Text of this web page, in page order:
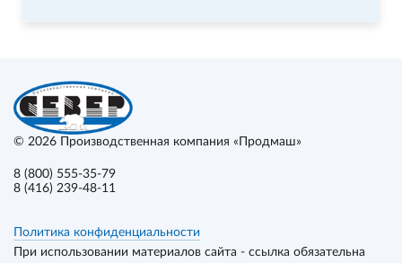
© 2026 Производственная компания «Продмаш»
8 (800) 555-35-79
8 (416) 239-48-11
Политика конфиденциальности
При использовании материалов сайта - ссылка обязательна